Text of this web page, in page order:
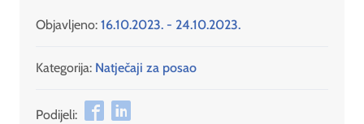
Objavljeno: 16.10.2023. - 24.10.2023.
Kategorija: Natječaji za posao
Podijeli: